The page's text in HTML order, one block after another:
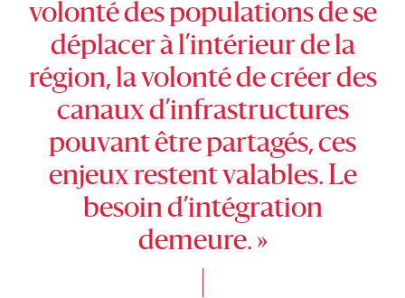
volonté des populations de se
déplacer à l’intérieur de la
région, la volonté de créer des
canaux d’infrastructures
pouvant être partagés, ces
enjeux restent valables. Le
besoin d’intégration
demeure. »